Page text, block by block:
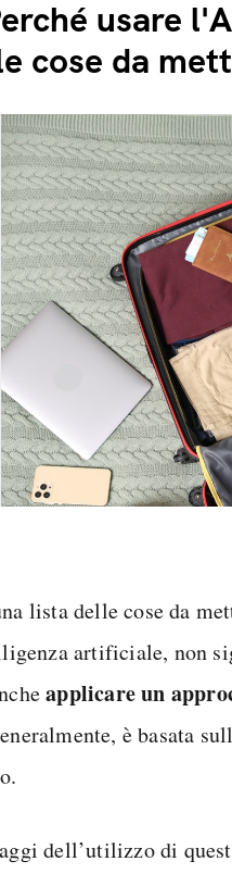
usare
cose da
lista delle cose da
artificiale, non
applicare un
è basata
dell’utilizzo di